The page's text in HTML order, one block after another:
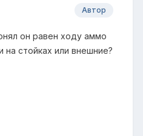
Автор
он равен ходу аммо
стойках или внешние?